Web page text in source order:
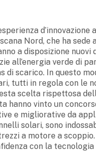
Nord, che ha
a disposizione
all’energia verde di
di scarico. In questo
tutti in regola con le
scelta rispettosa
hanno vinto un
e migliorative da
solari, sono
a motore a
con la tecnologia